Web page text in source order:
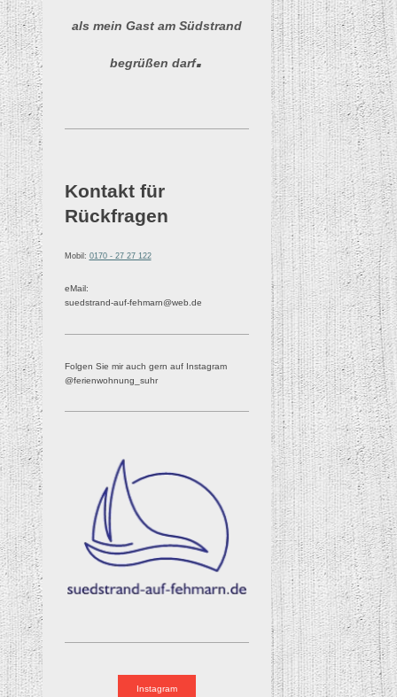
als mein Gast am Südstrand
begrüßen darf.
Kontakt für
Rückfragen
Mobil: 0170 - 27 27 122
eMail:
suedstrand-auf-fehmarn@web.de
Folgen Sie mir auch gern auf Instagram
@ferienwohnung_suhr
Instagram